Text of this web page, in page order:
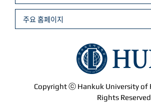
Copyright ⓒ Hankuk University of
Rights
주요 홈페이지